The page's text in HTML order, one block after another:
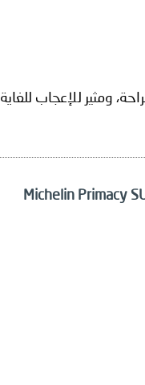
ومثير للإعجاب للغاية